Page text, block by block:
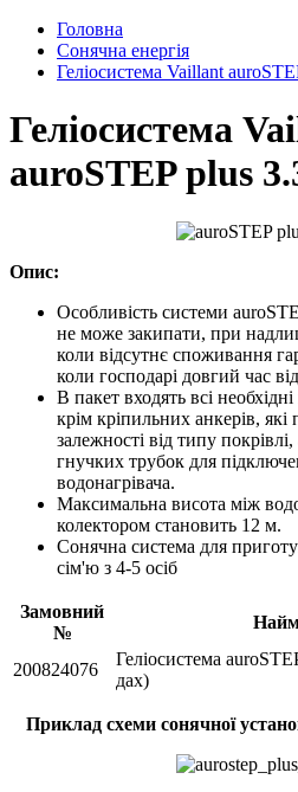
Головна
Сонячна енергія
Геліосистема Vaillant
Геліосистема
auroSTEP plus
Опис:
Особливість системи
не може закипати, при
коли відсутнє споживання
коли господарі довгий час
В пакет входять всі
крім кріпильних анкерів, які
залежності від типу
гнучких трубок для
водонагрівача.
Максимальна висота між
колектором становить 12 м.
Сонячна система для
сім'ю з 4-5 осіб
Замовний
№
200824076
Геліосистема
дах)
Приклад схеми сонячної